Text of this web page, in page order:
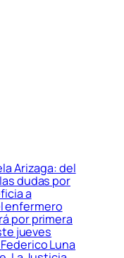
Arizaga: del
dudas por
a
enfermero
por primera
jueves
Luna